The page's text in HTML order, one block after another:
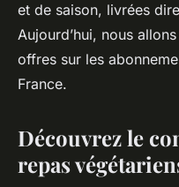
et de saison, livrées
Aujourd’hui, nous
offres sur les
France.
Découvrez le
repas